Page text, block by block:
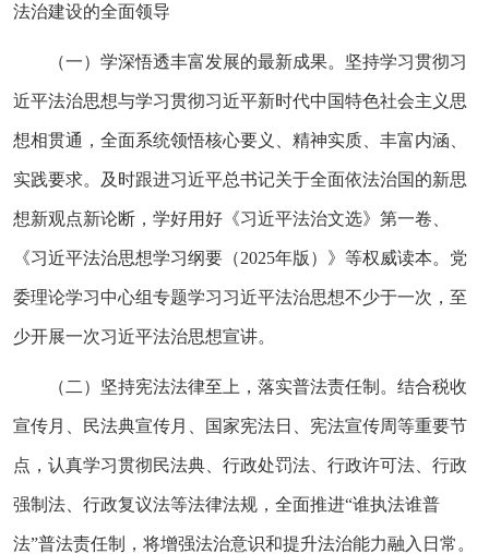
法治建设的全面领导
（一）学深悟透丰富发展的最新成果。坚持学习贯彻习
近平法治思想与学习贯彻习近平新时代中国特色社会主义思
想相贯通，全面系统领悟核心要义、精神实质、丰富内涵、
实践要求。及时跟进习近平总书记关于全面依法治国的新思
想新观点新论断，学好用好《习近平法治文选》第一卷、
《习近平法治思想学习纲要（2025年版）》等权威读本。党
委理论学习中心组专题学习习近平法治思想不少于一次，至
少开展一次习近平法治思想宣讲。
（二）坚持宪法法律至上，落实普法责任制。结合税收
宣传月、民法典宣传月、国家宪法日、宪法宣传周等重要节
点，认真学习贯彻民法典、行政处罚法、行政许可法、行政
强制法、行政复议法等法律法规，全面推进“谁执法谁普
法”普法责任制，将增强法治意识和提升法治能力融入日常。